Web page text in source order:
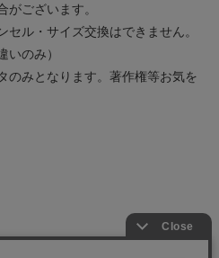
ございます。
ル・サイズ交換はできません。
いのみ）
のみとなります。著作権等お気を